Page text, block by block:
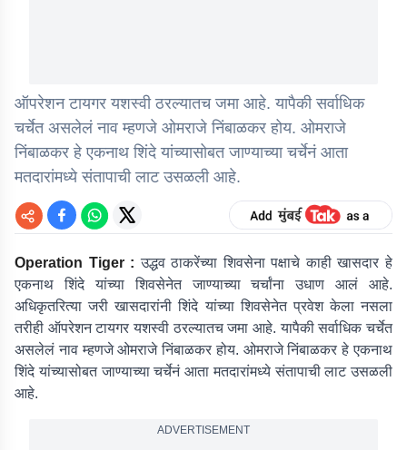
ऑपरेशन टायगर यशस्वी ठरल्यातच जमा आहे. यापैकी सर्वाधिक
चर्चेत असलेलं नाव म्हणजे ओमराजे निंबाळकर होय. ओमराजे
निंबाळकर हे एकनाथ शिंदे यांच्यासोबत जाण्याच्या चर्चेनं आता
मतदारांमध्ये संतापाची लाट उसळली आहे.
Operation Tiger :उद्धव ठाकरेंच्या शिवसेना पक्षाचे काही खासदार हे
एकनाथ शिंदे यांच्या शिवसेनेत जाण्याच्या चर्चांना उधाण आलं आहे.
अधिकृतरित्या जरी खासदारांनी शिंदे यांच्या शिवसेनेत प्रवेश केला नसला
तरीही ऑपरेशन टायगर यशस्वी ठरल्यातच जमा आहे. यापैकी सर्वाधिक चर्चेत
असलेलं नाव म्हणजे ओमराजे निंबाळकर होय. ओमराजे निंबाळकर हे एकनाथ
शिंदे यांच्यासोबत जाण्याच्या चर्चेनं आता मतदारांमध्ये संतापाची लाट उसळली
आहे.
ADVERTISEMENT